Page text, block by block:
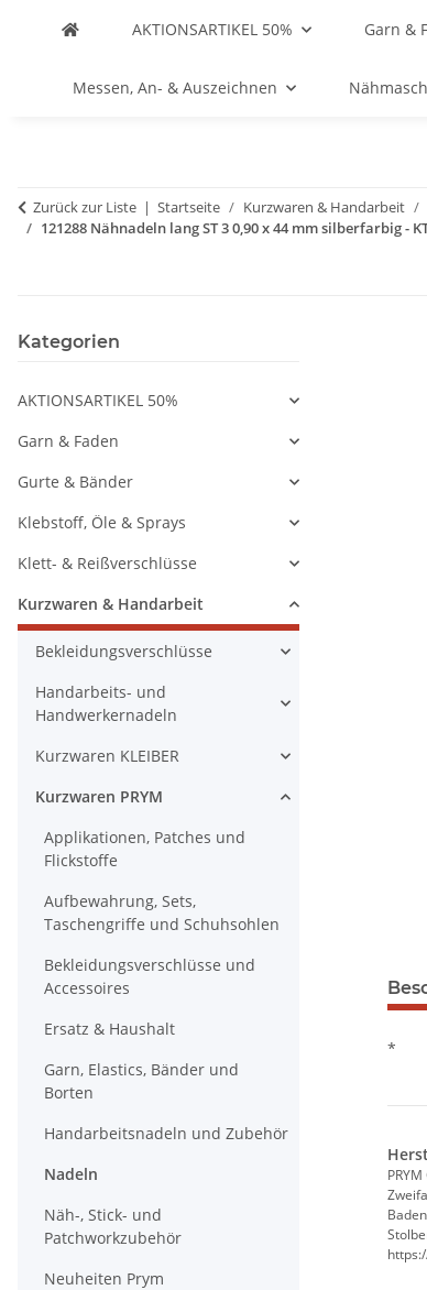
AKTIONSARTIKEL 50% Garn &
Messen, An- & Auszeichnen
Zurück zur Liste Startseite Kurzwaren & Handarbeit
121288 Nähnadeln lang ST 3 0,90 x 44 mm silberfarbig -
*
Kategorien
AKTIONSARTIKEL 50%
Garn & Faden
Gurte & Bänder
Klebstoff, Öle & Sprays
Klett- & Reißverschlüsse
Kurzwaren & Handarbeit
Bekleidungsverschlüsse
Handarbeits- und
Handwerkernadeln
Kurzwaren KLEIBER
Kurzwaren PRYM
Applikationen, Patches und
Flickstoffe
Aufbewahrung, Sets,
Taschengriffe und Schuhsohlen
Bekleidungsverschlüsse und
Accessoires
Ersatz & Haushalt
Garn, Elastics, Bänder und
Borten
Handarbeitsnadeln und Zubehör
Nadeln
Näh-, Stick- und
Patchworkzubehör
Neuheiten Prym